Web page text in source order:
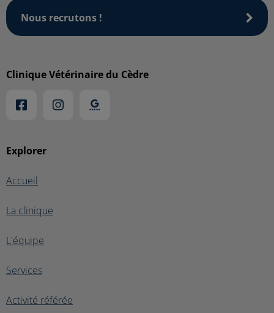
Nous recrutons !
Explorer
Accueil
La clinique
L'équipe
Services
Activité référée
Clinique Vétérinaire du Cèdre